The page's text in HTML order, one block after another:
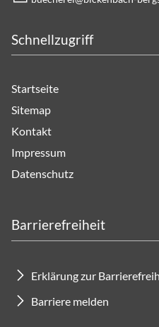
Schnellzugriff
Startseite
Sitemap
Kontakt
Impressum
Datenschutz
Barrierefreiheit
Erklärung zur
Barriere melden